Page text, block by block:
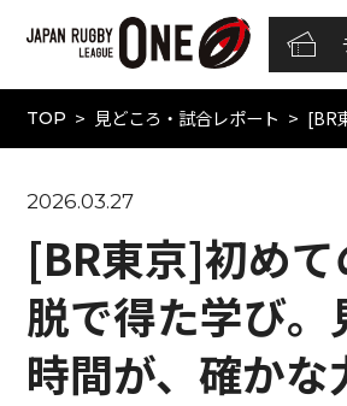
TOP 見どころ・試合レポート [BR
2026.03.27
[BR東京]初め
脱で得た学び。
時間が、確かな